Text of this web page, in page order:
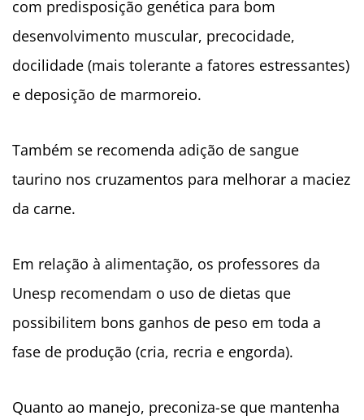
com predisposição genética para bom
desenvolvimento muscular, precocidade,
docilidade (mais tolerante a fatores estressantes)
e deposição de marmoreio.
Também se recomenda adição de sangue
taurino nos cruzamentos para melhorar a maciez
da carne.
Em relação à alimentação, os professores da
Unesp recomendam o uso de dietas que
possibilitem bons ganhos de peso em toda a
fase de produção (cria, recria e engorda).
Quanto ao manejo, preconiza-se que mantenha